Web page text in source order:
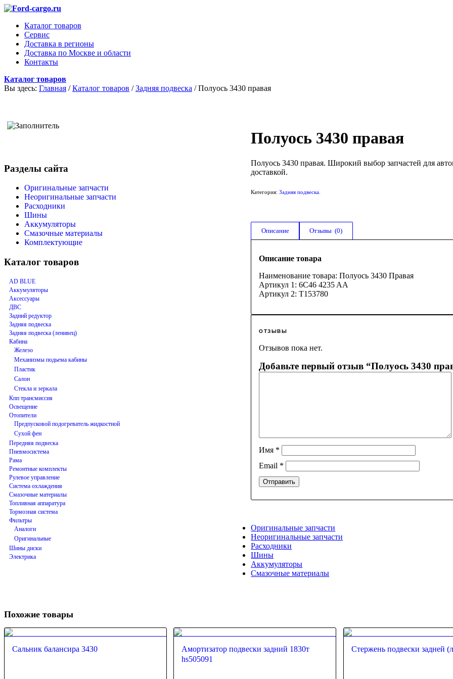
Каталог товаров
Сервис
Доставка в регионы
Доставка по Москве и области
Контакты
Каталог товаров
Вы здесь: Главная / Каталог товаров / Задняя подвеска / Полуось 3430 правая
Разделы сайта
Оригинальные запчасти
Неоригинальные запчасти
Расходники
Шины
Аккумуляторы
Смазочные материалы
Комплектующие
Каталог товаров
AD BLUE
Аккумуляторы
Аксессуары
ДВС
Задний редуктор
Задняя подвеска
Задняя подвеска (ленивец)
Кабина
Железо
Механизмы подьема кабины
Пластик
Салон
Стекла и зеркала
Кпп трансмиссия
Освещение
Отопители
Предпусковой подогреватель жидкостной
Сухой фен
Передняя подвеска
Пневмосистема
Рама
Ремонтные комплекты
Рулевое управление
Система охлаждения
Смазочные материалы
Топливная аппаратура
Тормозная система
Фильтры
Аналоги
Оригинальные
Шины диски
Электрика
Полуось 3430 правая
Полуось 3430 правая. Широкий выбор запчастей для
доставкой.
Категория:Задняя подвеска
Описание Отзывы  (0)
Описание товара
Наименование товара: Полуось 3430 Правая
Артикул 1: 6C46 4235 AA
Артикул 2: T153780
ОТЗЫВЫ
Отзывов пока нет.
Добавьте первый отзыв “Полуось 3430
Имя *
Email *
Похожие товары
Сальник балансира 3430
Амортизатор подвески задний 1830т
hs505091
Стержень подвески задней
Оригинальные запчасти
Неоригинальные запчасти
Расходники
Шины
Аккумуляторы
Смазочные материалы